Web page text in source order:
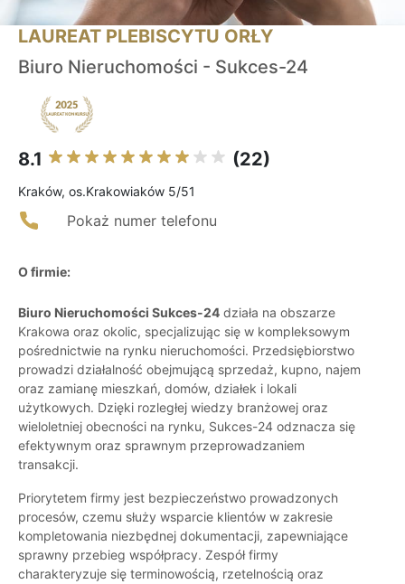
LAUREAT PLEBISCYTU ORŁY
Biuro Nieruchomości - Sukces-24
8.1 (22)
Kraków, os.Krakowiaków 5/51
Pokaż numer telefonu
O firmie:
Biuro Nieruchomości Sukces-24 działa na obszarze
Krakowa oraz okolic, specjalizując się w kompleksowym
pośrednictwie na rynku nieruchomości. Przedsiębiorstwo
prowadzi działalność obejmującą sprzedaż, kupno, najem
oraz zamianę mieszkań, domów, działek i lokali
użytkowych. Dzięki rozległej wiedzy branżowej oraz
wieloletniej obecności na rynku, Sukces-24 odznacza się
efektywnym oraz sprawnym przeprowadzaniem
transakcji.
Priorytetem firmy jest bezpieczeństwo prowadzonych
procesów, czemu służy wsparcie klientów w zakresie
kompletowania niezbędnej dokumentacji, zapewniające
sprawny przebieg współpracy. Zespół firmy
charakteryzuje się terminowością, rzetelnością oraz